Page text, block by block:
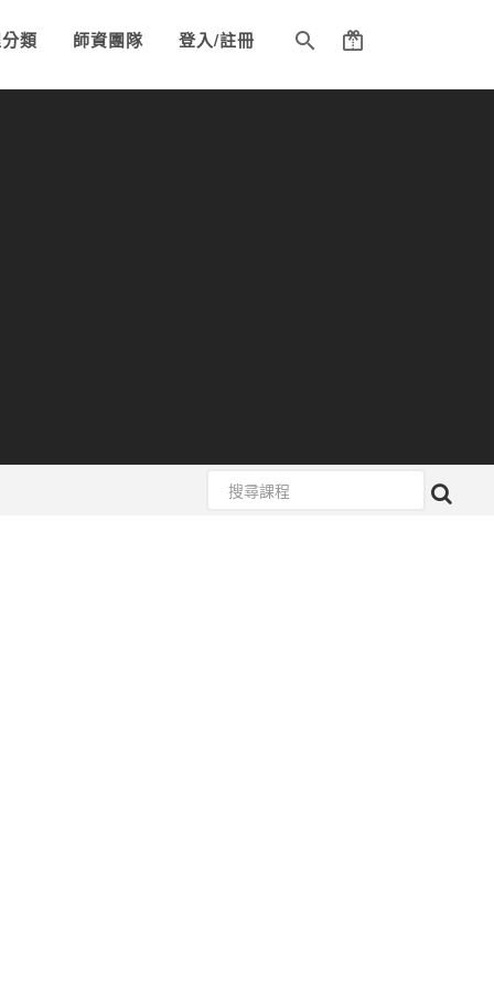
類 師資團隊 登入/註冊